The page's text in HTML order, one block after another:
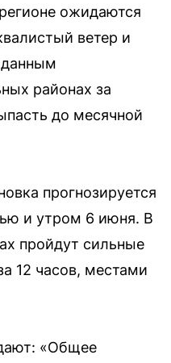
ожидаются
ветер и
районах за
до месячной
прогнозируется
и утром 6 июня. В
пройдут сильные
12 часов, местами
«Общее